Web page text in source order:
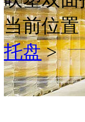
当前位置
托盘>